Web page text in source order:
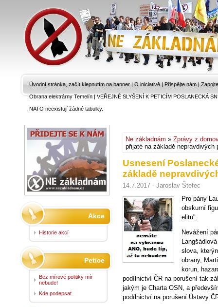
Úvodní stránka, začít klepnutím na banner | O iniciativě | Přispějte nám |
Obrana elektrárny Temelín|VEŘEJNÉ SLYŠENÍ K PETICÍM POSLANECKÁ
NATO neexistují žádné tabulky.
Ne základnám » Zprávy z
přijaté na základě nepravdivých
Usnesení
základě
14.7.2017 - Jaroslav Štefec
Pro pány
obskurní
elitu".
Nevážení
slova,
obrany,
korun,
podílnictví ČR na porušení tak
jakým je Charta OSN, a
podílnictví na porušení Ústavy
Akce
Historie akcí
Petice
Bez mírové politiky mír
nebude!
Kde podepsat